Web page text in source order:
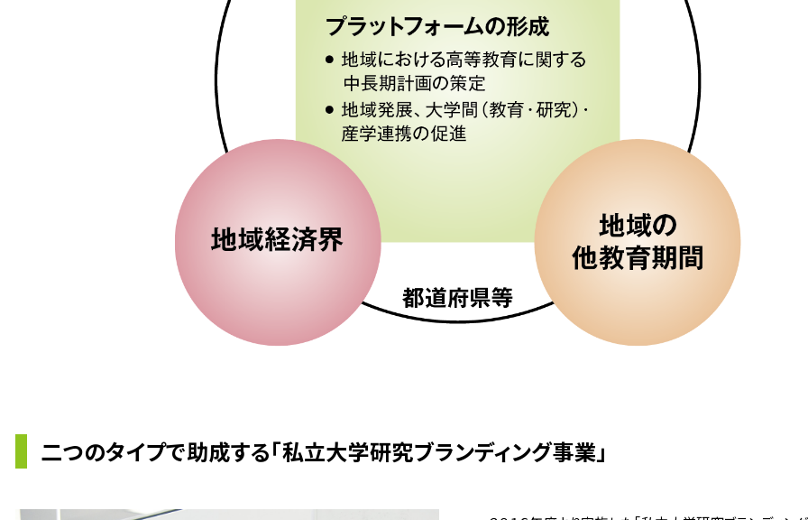
二つのタイプで助成する「私立大学研究ブランディング事業」